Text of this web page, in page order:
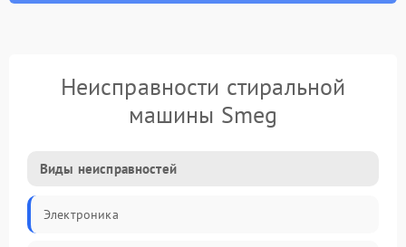
Неисправности стиральной
машины Smeg
Виды неисправностей
Электроника